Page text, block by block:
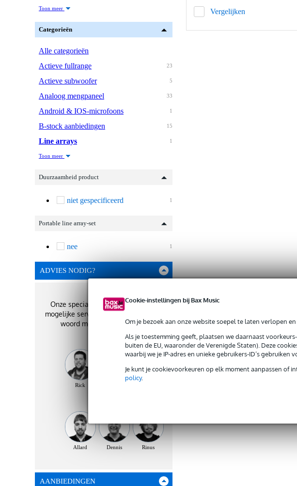
Cookie-instellingen bij Bax Music
Om je bezoek aan onze website soepel te laten verlopen
Als je toestemming geeft, plaatsen we daarnaast
buiten de EU, waaronder de Verenigde Staten). Deze
waarbij we je IP-adres en unieke gebruikers-ID’s
Je kunt je cookievoorkeuren op elk moment aanpassen of
policy.
Toon meer
Categorieën
Alle categorieën
23
Actieve fullrange
5
Actieve subwoofer
33
Analoog mengpaneel
1
Android & IOS-microfoons
15
B-stock aanbiedingen
1
Line arrays
Toon meer
Duurzaamheid product
1
niet gespecificeerd
Portable line array-set
1
nee
ADVIES NODIG?
Onze specialisten geven je de best
mogelijke service. Zij staan je graag te
woord met het beste advies!
Rick
Allard Dennis Rinus
AANBIEDINGEN
Vergelijken